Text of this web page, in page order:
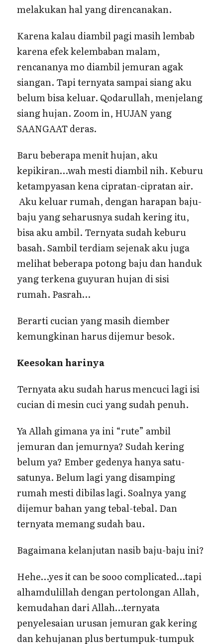
melakukan hal yang direncanakan.
Karena kalau diambil pagi masih lembab
karena efek kelembaban malam,
rencananya mo diambil jemuran agak
siangan. Tapi ternyata sampai siang aku
belum bisa keluar. Qodarullah, menjelang
siang hujan. Zoom in, HUJAN yang
SAANGAAT deras.
Baru beberapa menit hujan, aku
kepikiran…wah mesti diambil nih. Keburu
ketampyasan kena cipratan-cipratan air.
Aku keluar rumah, dengan harapan baju-
baju yang seharusnya sudah kering itu,
bisa aku ambil. Ternyata sudah keburu
basah. Sambil terdiam sejenak aku juga
melihat beberapa potong baju dan handuk
yang terkena guyuran hujan di sisi
rumah. Pasrah…
Berarti cucian yang masih diember
kemungkinan harus dijemur besok.
Keesokan harinya
Ternyata aku sudah harus mencuci lagi isi
cucian di mesin cuci yang sudah penuh.
Ya Allah gimana ya ini “rute” ambil
jemuran dan jemurnya? Sudah kering
belum ya? Ember gedenya hanya satu-
satunya. Belum lagi yang disamping
rumah mesti dibilas lagi. Soalnya yang
dijemur bahan yang tebal-tebal. Dan
ternyata memang sudah bau.
Bagaimana kelanjutan nasib baju-baju ini?
Hehe…yes it can be sooo complicated…tapi
alhamdulillah dengan pertolongan Allah,
kemudahan dari Allah…ternyata
penyelesaian urusan jemuran gak kering
dan kehujanan plus bertumpuk-tumpuk